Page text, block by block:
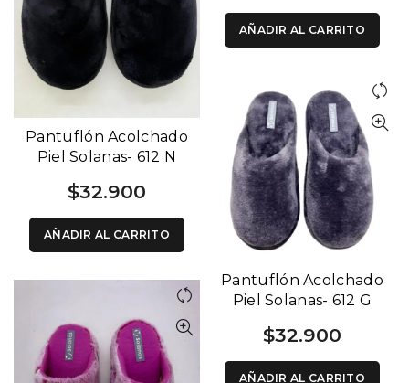
AÑADIR AL CARRITO
Pantuflón Acolchado
Piel Solanas- 612 N
$32.900
AÑADIR AL CARRITO
Pantuflón Acolchado
Piel Solanas- 612 G
$32.900
AÑADIR AL CARRITO